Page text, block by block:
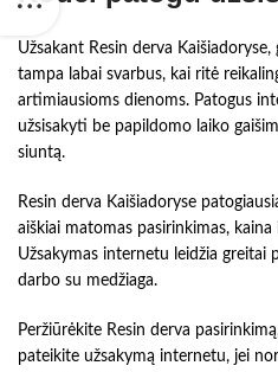
Užsakant Resin derva
tampa labai svarbus, kai ritė
artimiausioms dienoms. Patogus
užsisakyti be papildomo laiko
siuntą.
Resin derva Kaišiadoryse
aiškiai matomas pasirinkimas,
Užsakymas internetu leidžia greitai
darbo su medžiaga.
Peržiūrėkite Resin derva
pateikite užsakymą internetu, jei